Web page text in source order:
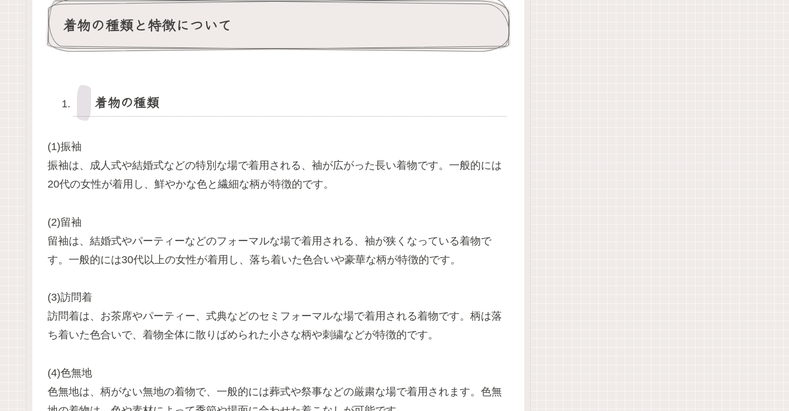
着物の種類と特徴について
着物の種類
(1)振袖
振袖は、成人式や結婚式などの特別な場で着用される、袖が広がった長い着物です。一般的には
20代の女性が着用し、鮮やかな色と繊細な柄が特徴的です。
(2)留袖
留袖は、結婚式やパーティーなどのフォーマルな場で着用される、袖が狭くなっている着物で
す。一般的には30代以上の女性が着用し、落ち着いた色合いや豪華な柄が特徴的です。
(3)訪問着
訪問着は、お茶席やパーティー、式典などのセミフォーマルな場で着用される着物です。柄は落
ち着いた色合いで、着物全体に散りばめられた小さな柄や刺繍などが特徴的です。
(4)色無地
色無地は、柄がない無地の着物で、一般的には葬式や祭事などの厳粛な場で着用されます。色無